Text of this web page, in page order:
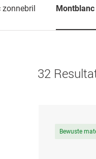
32
Bewuste